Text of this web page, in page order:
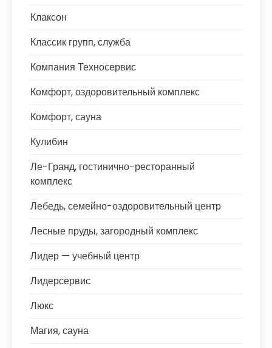
Клаксон
Классик групп, служба
Компания Техносервис
Комфорт, оздоровительный комплекс
Комфорт, сауна
Кулибин
Ле-Гранд, гостинично-ресторанный
комплекс
Лебедь, семейно-оздоровительный центр
Лесные пруды, загородный комплекс
Лидер — учебный центр
Лидерсервис
Люкс
Магия, сауна